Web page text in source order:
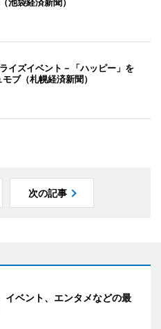
イズイベント－「ハッピー」を
ブ（札幌経済新聞）
次の記事
イベント、エンタメなどの最